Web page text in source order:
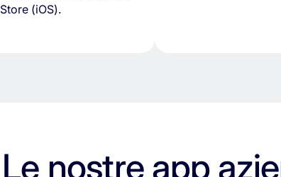
Store (iOS).
Le nostre app